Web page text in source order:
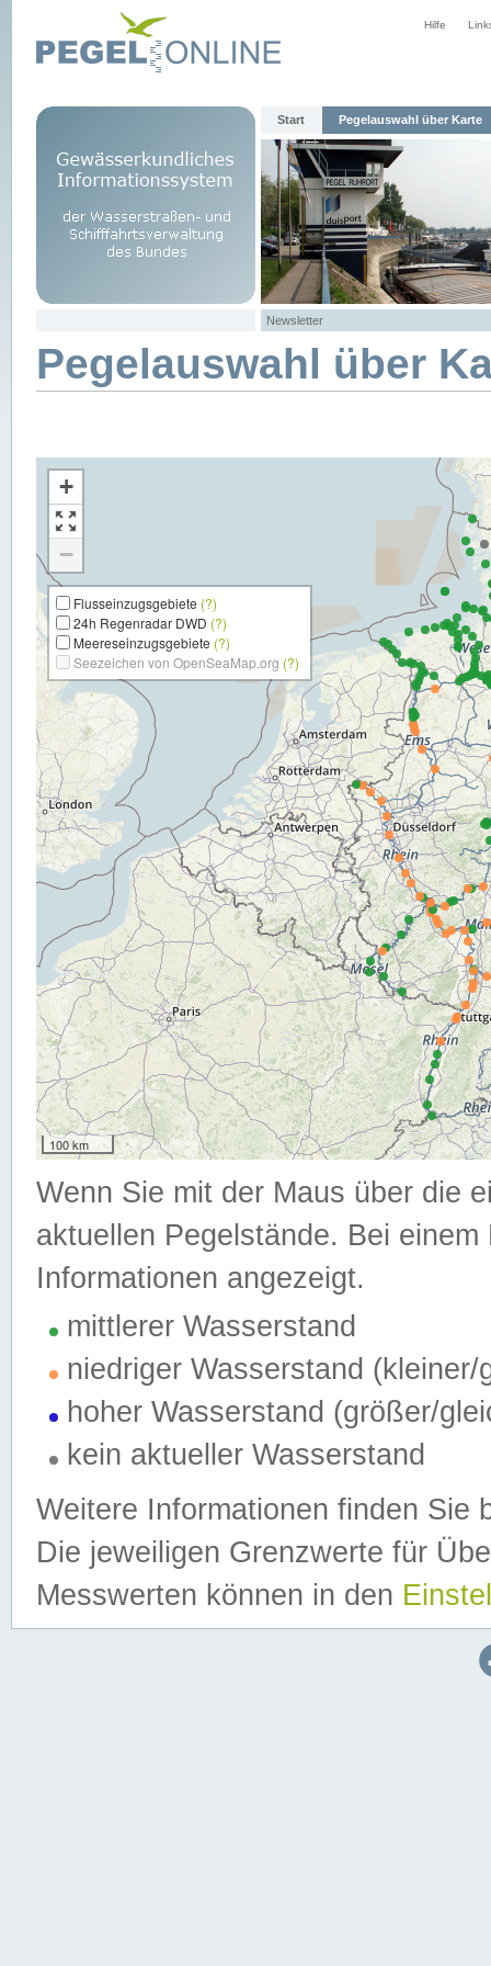
Hilfe
Start Pegelauswahl über Karte
Newsletter
Pegelauswahl über
+
−
Flusseinzugsgebiete (?)
24h Regenradar DWD (?)
Meereseinzugsgebiete (?)
Seezeichen von OpenSeaMap.org (?)
100 km
Wenn Sie mit der Maus über die
aktuellen Pegelstände. Bei
Informationen angezeigt.
mittlerer Wasserstand
niedriger Wasserstand (kleiner/
hoher Wasserstand (größer/
kein aktueller Wasserstand
Weitere Informationen finden Sie
Die jeweiligen Grenzwerte für
Messwerten können in den